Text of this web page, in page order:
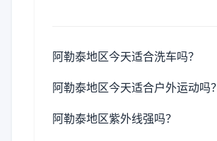
阿勒泰地区今天适合洗车吗？
阿勒泰地区今天适合户外运动吗？
阿勒泰地区紫外线强吗？